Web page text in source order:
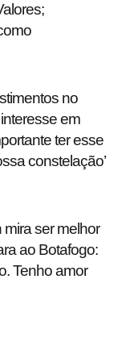
no
em
ter esse
constelação’
ser melhor
ao Botafogo:
Tenho amor